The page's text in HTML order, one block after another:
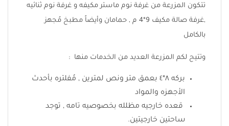
تتكون المزرعة من غرفة نوم ماستر مكيفه و غرفة نوم ثنائيه
,غرفة صالة مكيف 9*4 م , حمامان وأيضاً مطبخ مُجهز
بالكامل
وتتيح لكم المزرعة العديد من الخدمات منها :
بركه ٨*٤ بعمق متر ونص لمترين , مُفلتره بأحدث
الأجهزه والمواد
قعده خارجيه مظلله بخصوصيه تامه , توجد
ساحتين خارجيتين.